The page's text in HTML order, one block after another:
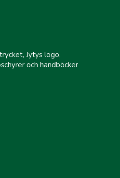
Jytys logo,
och handböcker